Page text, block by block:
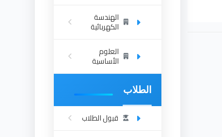
الهندسة
الكهربائية
العلوم
الأساسية
الطلاب
قبول الطلاب